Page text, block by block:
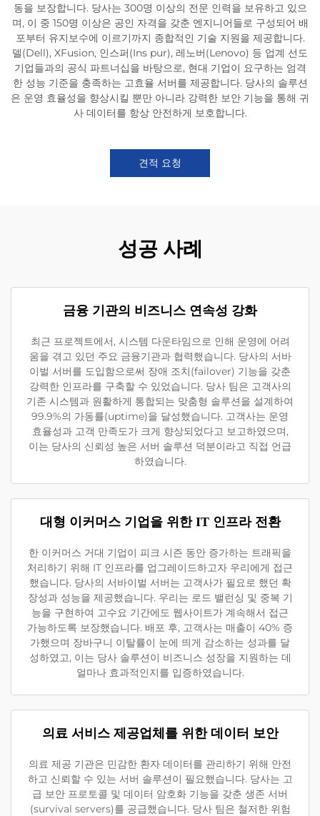
동을 보장합니다. 당사는 300명 이상의 전문 인력을 보유하고 있으
며, 이 중 150명 이상은 공인 자격을 갖춘 엔지니어들로 구성되어 배
포부터 유지보수에 이르기까지 종합적인 기술 지원을 제공합니다.
델(Dell), XFusion, 인스퍼(Ins pur), 레노버(Lenovo) 등 업계 선도
기업들과의 공식 파트너십을 바탕으로, 현대 기업이 요구하는 엄격
한 성능 기준을 충족하는 고효율 서버를 제공합니다. 당사의 솔루션
은 운영 효율성을 향상시킬 뿐만 아니라 강력한 보안 기능을 통해 귀
사 데이터를 항상 안전하게 보호합니다.
견적 요청
성공 사례
금융 기관의 비즈니스 연속성 강화
최근 프로젝트에서, 시스템 다운타임으로 인해 운영에 어려
움을 겪고 있던 주요 금융기관과 협력했습니다. 당사의 서바
이벌 서버를 도입함으로써 장애 조치(failover) 기능을 갖춘
강력한 인프라를 구축할 수 있었습니다. 당사 팀은 고객사의
기존 시스템과 원활하게 통합되는 맞춤형 솔루션을 설계하여
99.9%의 가동률(uptime)을 달성했습니다. 고객사는 운영
효율성과 고객 만족도가 크게 향상되었다고 보고하였으며,
이는 당사의 신뢰성 높은 서버 솔루션 덕분이라고 직접 언급
하였습니다.
대형 이커머스 기업을 위한 IT 인프라 전환
한 이커머스 거대 기업이 피크 시즌 동안 증가하는 트래픽을
처리하기 위해 IT 인프라를 업그레이드하고자 우리에게 접근
했습니다. 당사의 서바이벌 서버는 고객사가 필요로 했던 확
장성과 성능을 제공했습니다. 우리는 로드 밸런싱 및 중복 기
능을 구현하여 고수요 기간에도 웹사이트가 계속해서 접근
가능하도록 보장했습니다. 배포 후, 고객사는 매출이 40% 증
가했으며 장바구니 이탈률이 눈에 띄게 감소하는 성과를 달
성하였고, 이는 당사 솔루션이 비즈니스 성장을 지원하는 데
얼마나 효과적인지를 입증하였습니다.
의료 서비스 제공업체를 위한 데이터 보안
의료 제공 기관은 민감한 환자 데이터를 관리하기 위해 안전
하고 신뢰할 수 있는 서버 솔루션이 필요했습니다. 당사는 고
급 보안 프로토콜 및 데이터 암호화 기능을 갖춘 생존 서버
(survival servers)를 공급했습니다. 당사 팀은 철저한 위험